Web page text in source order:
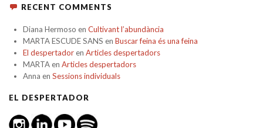
RECENT COMMENTS
Diana Hermoso en Cultivant l’abundància
MARTA ESCUDE SANS en Buscar feina és una feina
El despertadoren Articles despertadors
MARTAen Articles despertadors
Anna en Sessions individuals
EL DESPERTADOR